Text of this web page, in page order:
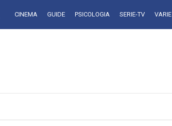
CINEMA GUIDE PSICOLOGIA SERIE-TV VARIE